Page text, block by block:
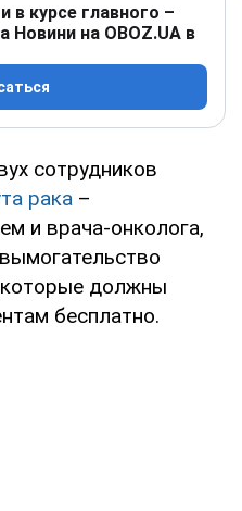
в курсе главного –
Новини на OBOZ.UA в
сотрудников
рака –
и врача-онколога,
должны
бесплатно.